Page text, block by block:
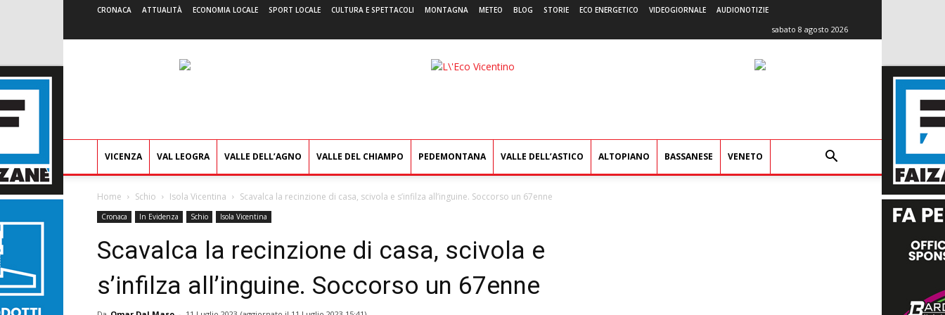
CRONACA ATTUALITÀ ECONOMIA LOCALE SPORT LOCALE CULTURA E SPETTACOLI MONTAGNA METEO BLOG STORIE ECO ENERGETICO VIDEOGIORNALE AUDIONOTIZIE
sabato 8 agosto 2026
L'Eco
VICENZA VAL LEOGRA VALLE DELL’AGNO VALLE DEL CHIAMPO PEDEMONTANA VALLE DELL’ASTICO ALTOPIANO BASSANESE VENETO
Home Schio Isola Vicentina Scavalca la recinzione di casa, scivola e s’infilza all’inguine. Soccorso un 67enne
Cronaca In Evidenza Schio Isola Vicentina
Scavalca la recinzione di casa, scivola e
s’infilza all’inguine. Soccorso un 67enne